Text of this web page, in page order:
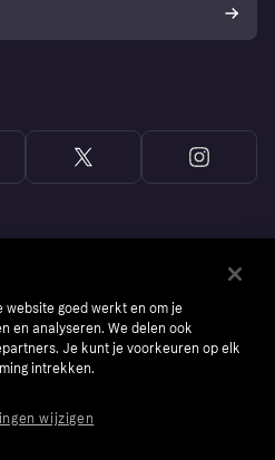
goed werkt en om je
en analyseren. We delen ook
Je kunt je voorkeuren op elk
intrekken.
wijzigen